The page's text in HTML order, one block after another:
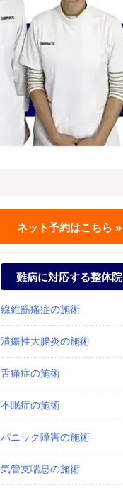
ネット予約はこちら »
難病に対応する整体院
線維筋痛症の施術
潰瘍性大腸炎の施術
舌痛症の施術
不眠症の施術
パニック障害の施術
気管支喘息の施術